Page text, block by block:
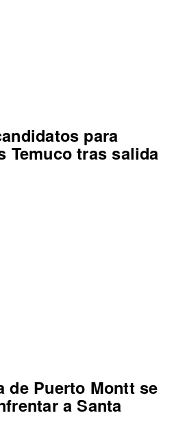
para
Temuco tras salida
de Puerto Montt se
a Santa